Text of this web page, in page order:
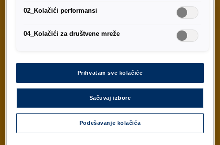
02_Kolačići performansi
04_Kolačići za društvene mreže
Prihvatam sve kolačiće
Sačuvaj izbore
Podešavanje kolačića